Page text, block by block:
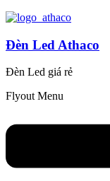
Đèn Led Athaco
Đèn Led giá rẻ
Flyout Menu